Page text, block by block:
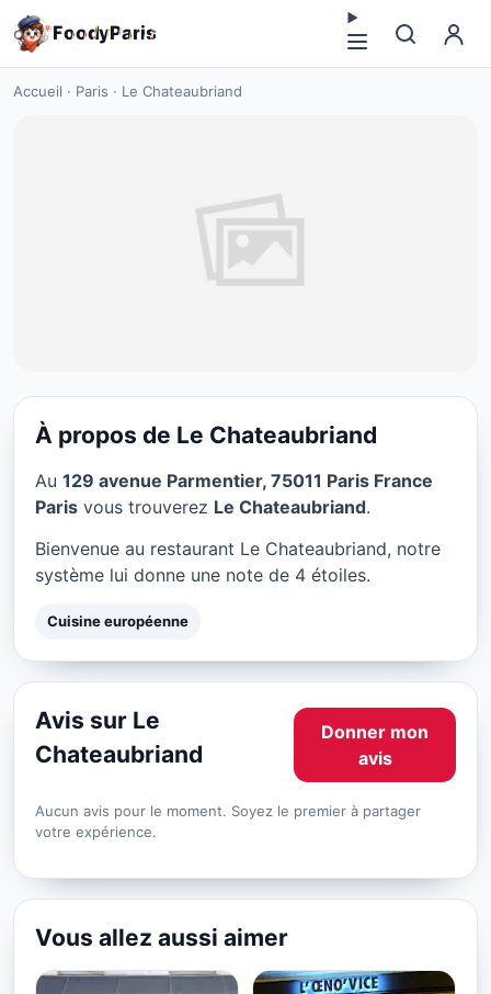
FoodyParis
Accueil · Paris · Le Chateaubriand
Le Chateaubriand à Paris
À propos de Le Chateaubriand
Au 129 avenue Parmentier, 75011 Paris France
Paris vous trouverez Le Chateaubriand.
Bienvenue au restaurant Le Chateaubriand, notre
système lui donne une note de 4 étoiles.
Cuisine européenne
Avis sur Le
Chateaubriand
Donner mon
avis
Aucun avis pour le moment. Soyez le premier à partager
votre expérience.
Vous allez aussi aimer